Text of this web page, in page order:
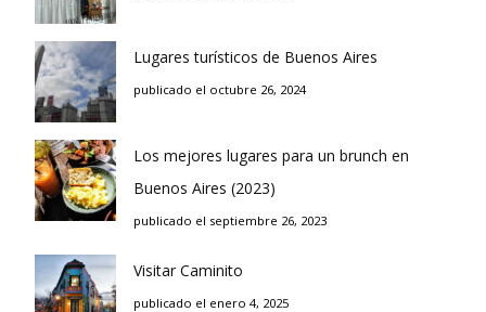
Lugares turísticos de Buenos Aires
publicado el octubre 26, 2024
Los mejores lugares para un brunch en
Buenos Aires (2023)
publicado el septiembre 26, 2023
Visitar Caminito
publicado el enero 4, 2025